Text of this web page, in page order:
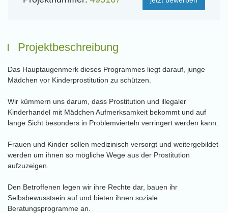
Projektbeschreibung
Das Hauptaugenmerk dieses Programmes liegt darauf, junge
Mädchen vor Kinderprostitution zu schützen.
Wir kümmern uns darum, dass Prostitution und illegaler
Kinderhandel mit Mädchen Aufmerksamkeit bekommt und auf
lange Sicht besonders in Problemvierteln verringert werden kann.
Frauen und Kinder sollen medizinisch versorgt und weitergebildet
werden um ihnen so mögliche Wege aus der Prostitution
aufzuzeigen.
Den Betroffenen legen wir ihre Rechte dar, bauen ihr
Selbsbewusstsein auf und bieten ihnen soziale
Beratungsprogramme an.